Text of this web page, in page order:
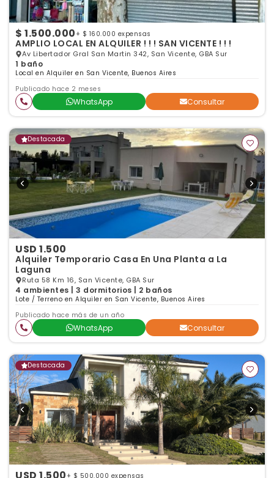
$ 1.500.000 + $ 160.000 expensas
AMPLIO LOCAL EN ALQUILER ! ! ! SAN VICENTE ! ! !
Av Libertador Gral San Martin 342, San Vicente, GBA Sur
1 baño
Local en Alquiler en San Vicente, Buenos Aires
Publicado hace 2 meses
WhatsApp Consultar
Destacada
USD 1.500
Alquiler Temporario Casa En Una Planta a La
Laguna
Ruta 58 Km 16, San Vicente, GBA Sur
4 ambientes | 3 dormitorios | 2 baños
Lote / Terreno en Alquiler en San Vicente, Buenos Aires
Publicado hace más de un año
WhatsApp Consultar
Destacada
+ $ 500.000 expensas